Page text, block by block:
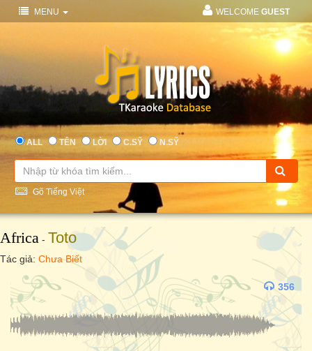
MENU WELCOME GUEST
ALL TÊN LỜI C.SỸ N.SỸ
Gõ Tiếng Việt
Africa - Toto
Tác giả: Chưa Biết
356